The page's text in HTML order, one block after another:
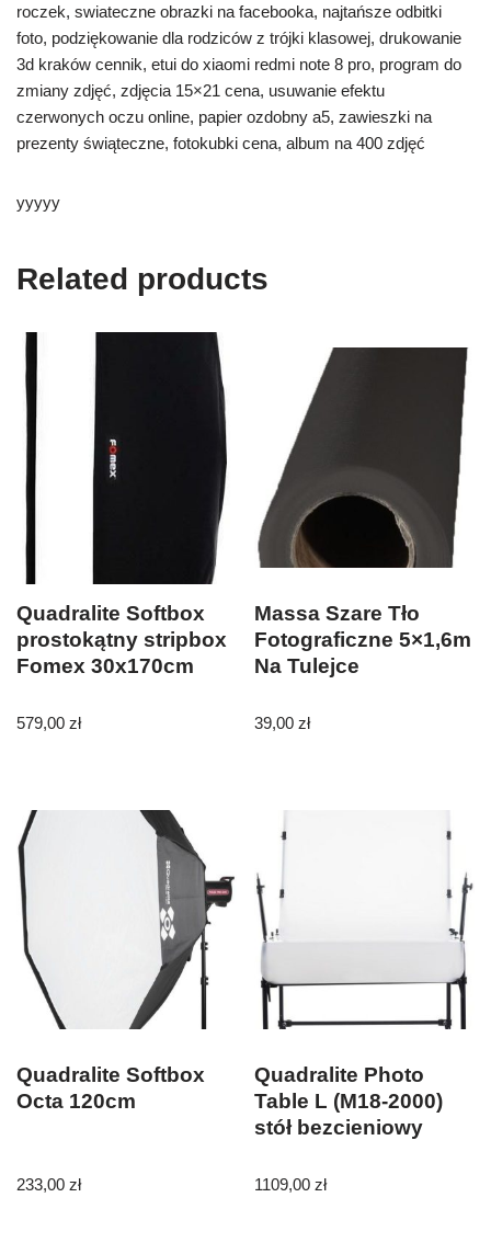
roczek, swiateczne obrazki na facebooka, najtańsze odbitki
foto, podziękowanie dla rodziców z trójki klasowej, drukowanie
3d kraków cennik, etui do xiaomi redmi note 8 pro, program do
zmiany zdjęć, zdjęcia 15×21 cena, usuwanie efektu
czerwonych oczu online, papier ozdobny a5, zawieszki na
prezenty świąteczne, fotokubki cena, album na 400 zdjęć
yyyyy
Related products
Quadralite Softbox
prostokątny stripbox
Fomex 30x170cm
579,00 zł
Massa Szare Tło
Fotograficzne 5×1,6m
Na Tulejce
39,00zł
Quadralite Softbox
Octa 120cm
233,00 zł
Quadralite Photo
Table L (M18-2000)
stół bezcieniowy
1109,00zł